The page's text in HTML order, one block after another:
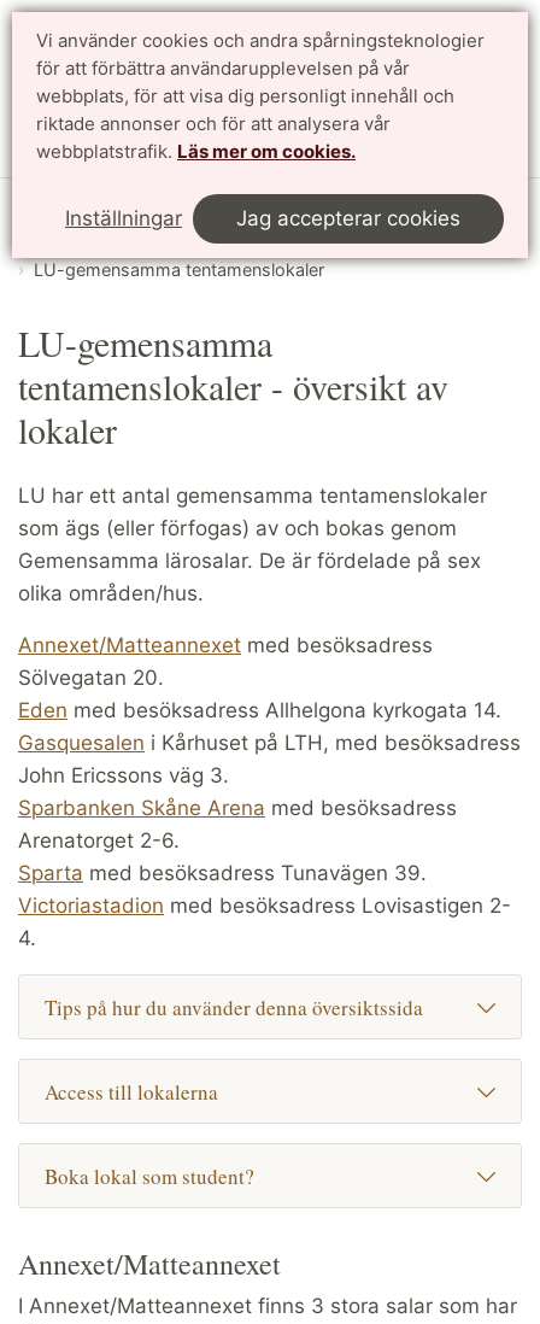
Vi använder cookies och andra spårningsteknologier
för att förbättra användarupplevelsen på vår
webbplats, för att visa dig personligt innehåll och
riktade annonser och för att analysera vår
webbplatstrafik. Läs mer om cookies.
Inställningar Jag accepterar cookies
Sök
Schemaläggning/lokalbokning på LTH
Översikt över lokaler
LU-gemensamma tentamenslokaler
LU-gemensamma
tentamenslokaler - översikt av
lokaler
LU har ett antal gemensamma tentamenslokaler
som ägs (eller förfogas) av och bokas genom
Gemensamma lärosalar. De är fördelade på sex
olika områden/hus.
Annexet/Matteannexet med besöksadress
Sölvegatan 20.
Eden med besöksadress Allhelgona kyrkogata 14.
Gasquesalen i Kårhuset på LTH, med besöksadress
John Ericssons väg 3.
Sparbanken Skåne Arena med besöksadress
Arenatorget 2-6.
Sparta med besöksadress Tunavägen 39.
Victoriastadion med besöksadress Lovisastigen 2-
4.
Tips på hur du använder denna översiktssida
Access till lokalerna
Boka lokal som student?
Annexet/Matteannexet
I Annexet/Matteannexet finns 3 stora salar som har